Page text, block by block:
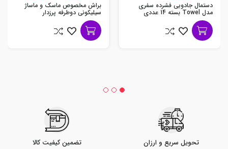
دستمال جادویی فشرده سفری
مدل Towel بسته 14 عددی
براش مخصوص ماسک و ماساژ
سیلیکونی دوطرفه پرزدار
تحویل سریع و ارزان تضمین کیفیت کالا